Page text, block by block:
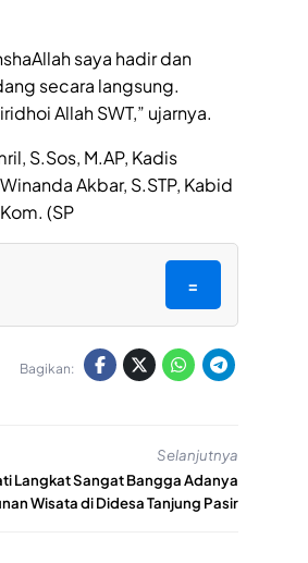
saya hadir dan
secara langsung.
Allah SWT,” ujarnya.
S.Sos, M.AP, Kadis
Akbar, S.STP, Kabid
(SP
=
Bagikan:
Selanjutnya
Langkat Sangat Bangga Adanya
Wisata di Didesa Tanjung Pasir